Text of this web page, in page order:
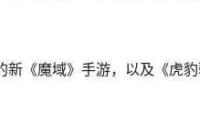
新《魔域》手游，以及《虎